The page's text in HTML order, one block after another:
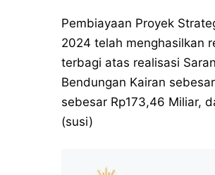
Pembiayaan Proyek
2024 telah menghasilkan
terbagi atas realisasi
Bendungan Kairan
sebesar Rp173,46 Miliar,
(susi)